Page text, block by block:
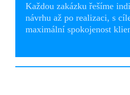
Každou zakázku řešíme
návrhu až po realizaci, s
maximální spokojenost